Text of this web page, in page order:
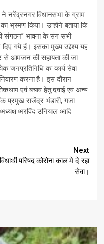
ने नरेंद्रनगर विधानसभा के ग्राम
भ्रमण किया। उन्होंने बताया कि
संगठन’’ भावना के संग सभी
दिए गये हैं। इसका मुख्य उद्देश्य यह
से आमजन की सहायता की जा
जनप्रतिनिधि का कार्य सेवा
करना है। इस दौरान
एवं बचाव हेतु दवाई एवं अन्य
प्रमुख राजेंद्र भंडारी, गजा
अरविंद उनियाल आदि
Next
विधार्थी परिषद कोरोना काल मे दे रहा
सेवा।